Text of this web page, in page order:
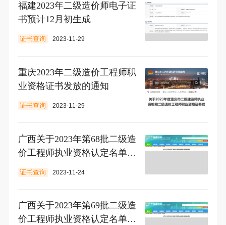
福建2023年二级造价师电子证
书预计12月初生成
证书查询 2023-11-29
重庆2023年二级造价工程师职
业资格证书发放的通知
证书查询 2023-11-29
广西关于2023年第68批二级造
价工程师执业资格认定名单的
通告
证书查询 2023-11-24
广西关于2023年第69批二级造
价工程师执业资格认定名单的